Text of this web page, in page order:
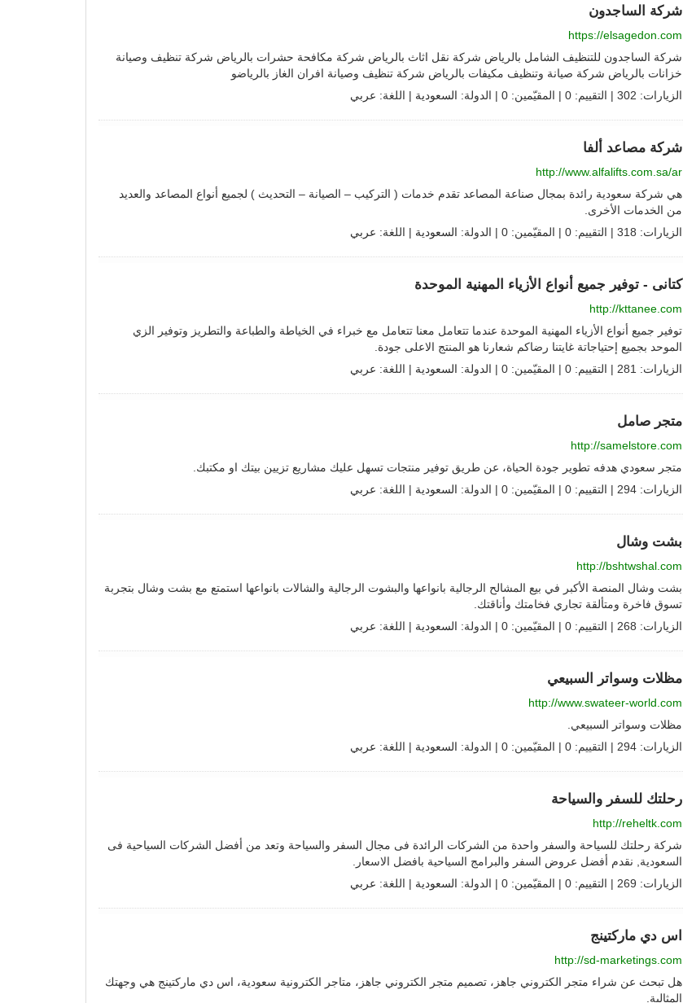
شركة الساجدون
https://elsagedon.com
شركة الساجدون للتنظيف الشامل بالرياض شركة نقل اثاث بالرياض شركة مكافحة حشرات بالرياض شركة تنظيف وصيانة
خزانات بالرياض شركة صيانة وتنظيف مكيفات بالرياض شركة تنظيف وصيانة افران الغاز بالرياضو
الزيارات: 302 | التقييم: 0 | المقيّمين: 0 | الدولة:
السعودية | اللغة: عربي
شركة مصاعد ألفا
http://www.alfalifts.com.sa/ar
هي شركة سعودية رائدة بمجال صناعة المصاعد تقدم خدمات ( التركيب – الصيانة – التحديث ) لجميع أنواع المصاعد والعديد
من الخدمات الأخرى.
الزيارات: 318 | التقييم: 0 | المقيّمين: 0 | الدولة:
السعودية | اللغة: عربي
كتانى - توفير جميع أنواع الأزياء المهنية الموحدة
http://kttanee.com
توفير جميع أنواع الأزياء المهنية الموحدة عندما تتعامل معنا تتعامل مع خبراء في الخياطة والطباعة والتطريز وتوفير الزي
الموحد بجميع إحتياجاتة غايتنا رضاكم شعارنا هو المنتج الاعلى جودة.
الزيارات: 281 | التقييم: 0 | المقيّمين: 0 | الدولة:
السعودية | اللغة: عربي
متجر صامل
http://samelstore.com
متجر سعودي هدفه تطوير جودة الحياة، عن طريق توفير منتجات تسهل عليك مشاريع تزيين بيتك او مكتبك.
الزيارات: 294 | التقييم: 0 | المقيّمين: 0 | الدولة:
السعودية | اللغة: عربي
بشت وشال
http://bshtwshal.com
بشت وشال المنصة الأكبر في بيع المشالح الرجالية بانواعها والبشوت الرجالية والشالات بانواعها استمتع مع بشت وشال بتجربة
تسوق فاخرة ومتألقة تجاري فخامتك وأناقتك.
الزيارات: 268 | التقييم: 0 | المقيّمين: 0 | الدولة:
السعودية | اللغة: عربي
مظلات وسواتر السبيعي
http://www.swateer-world.com
مظلات وسواتر السبيعي.
الزيارات: 294 | التقييم: 0 | المقيّمين: 0 | الدولة:
السعودية | اللغة: عربي
رحلتك للسفر والسیاحة
http://reheltk.com
شركة رحلتك للسياحة والسفر واحدة من الشركات الرائدة فى مجال السفر والسياحة وتعد من أفضل الشركات السياحية فى
السعودية, نقدم أفضل عروض السفر والبرامج السياحية بافضل الاسعار.
الزيارات: 269 | التقييم: 0 | المقيّمين: 0 | الدولة:
السعودية | اللغة: عربي
اس دي ماركتينج
http://sd-marketings.com
هل تبحث عن شراء متجر الكتروني جاهز، تصميم متجر الكتروني جاهز، متاجر الكترونية سعودية، اس دي ماركتينج هي وجهتك
المثالية.